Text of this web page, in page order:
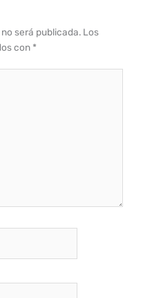
será publicada. Los
con *